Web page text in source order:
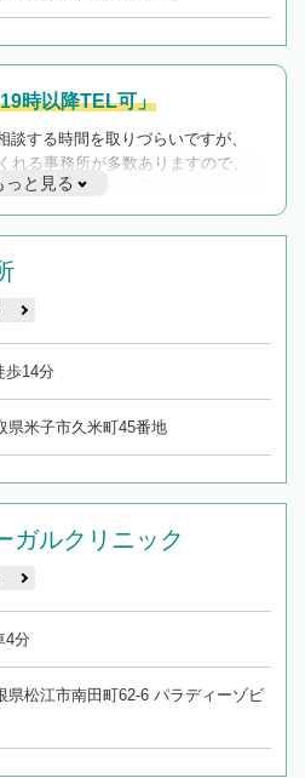
時以降TEL可」
談する時間を取りづらいですが、
れる事務所が多数ありますので、
場合はそのような事務所に絞り込
て再検索
っと見る
歩14分
県米子市久米町45番地
ガルクリニック
4分
県松江市南田町62-6 パラディーゾビ